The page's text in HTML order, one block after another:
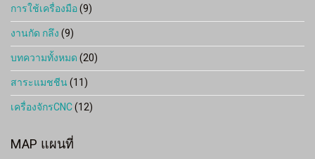
การใช้เครื่องมือ(9)
งานกัด กลึง(9)
บทความทั้งหมด(20)
สาระแมชชีน(11)
เครื่องจักรCNC(12)
MAP แผนที่